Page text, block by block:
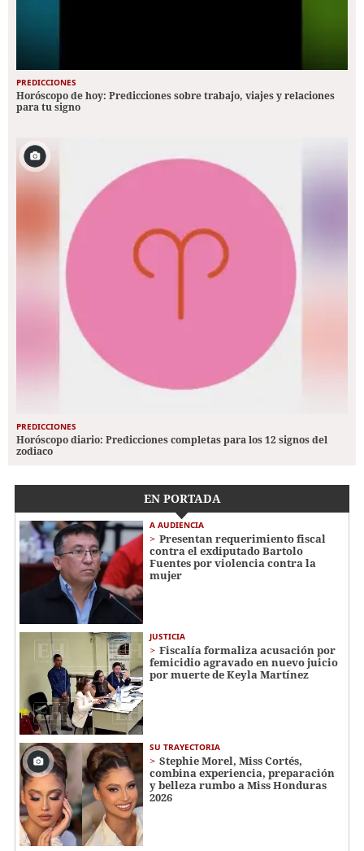
PREDICCIONES
Horóscopo de hoy: Predicciones sobre trabajo, viajes y relaciones
para tu signo
PREDICCIONES
Horóscopo diario: Predicciones completas para los 12 signos del
zodiaco
EN PORTADA
A AUDIENCIA
Presentan requerimiento fiscal
contra el exdiputado Bartolo
Fuentes por violencia contra la
mujer
JUSTICIA
Fiscalía formaliza acusación por
femicidio agravado en nuevo juicio
por muerte de Keyla Martínez
SU TRAYECTORIA
Stephie Morel, Miss Cortés,
combina experiencia, preparación
y belleza rumbo a Miss Honduras
2026